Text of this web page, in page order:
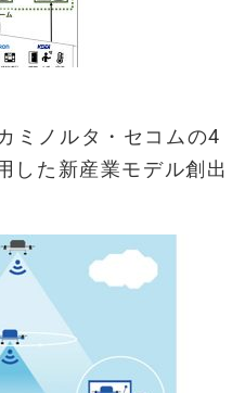
ミノルタ・セコムの4
した新産業モデル創出